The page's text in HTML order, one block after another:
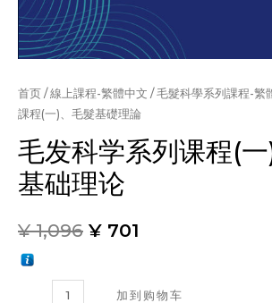
首页 /線上課程-繁體中文 /毛髮科學系列課程-繁
課程(一)、毛髮基礎理論
毛发科学系列课程(
基础理论
¥1,096 ¥ 701
加到购物车